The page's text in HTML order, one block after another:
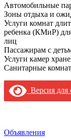
Автомобильные
Зоны отдыха и
Услуги комнат
ребенка (КМиР)
лиц
Пассажирам с
Услуги камер
Санитарные
Версия для
Объявления